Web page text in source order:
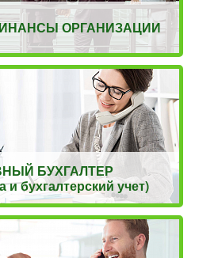
ОРГАНИЗАЦИИ
БУХГАЛТЕР
и бухгалтерский учет)